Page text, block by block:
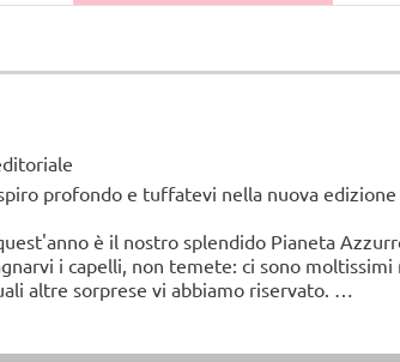
profondo e tuffatevi nella nuova
è il nostro splendido Pianeta
i capelli, non temete: ci sono
altre sorprese vi abbiamo riservato.